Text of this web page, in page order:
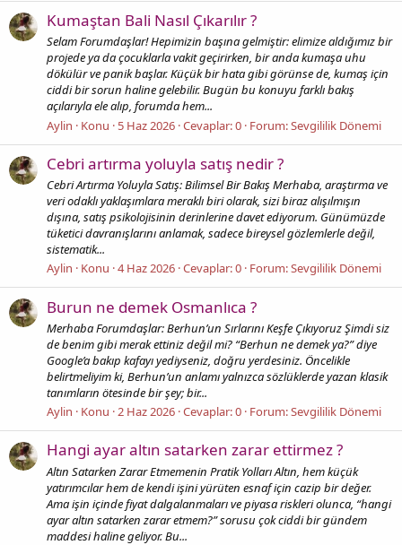
Kumaştan Bali Nasıl Çıkarılır ?
Selam Forumdaşlar! Hepimizin başına gelmiştir: elimize aldığımız bir
projede ya da çocuklarla vakit geçirirken, bir anda kumaşa uhu
dökülür ve panik başlar. Küçük bir hata gibi görünse de, kumaş için
ciddi bir sorun haline gelebilir. Bugün bu konuyu farklı bakış
açılarıyla ele alıp, forumda hem...
Aylin
Konu 5 Haz 2026 Cevaplar: 0 Forum:Sevgililik Dönemi
Cebri artırma yoluyla satış nedir ?
Cebri Artırma Yoluyla Satış: Bilimsel Bir Bakış Merhaba, araştırma ve
veri odaklı yaklaşımlara meraklı biri olarak, sizi biraz alışılmışın
dışına, satış psikolojisinin derinlerine davet ediyorum. Günümüzde
tüketici davranışlarını anlamak, sadece bireysel gözlemlerle değil,
sistematik...
Aylin
Konu 4 Haz 2026 Cevaplar: 0 Forum:Sevgililik Dönemi
Burun ne demek Osmanlıca ?
Merhaba Forumdaşlar: Berhun’un Sırlarını Keşfe Çıkıyoruz Şimdi siz
de benim gibi merak ettiniz değil mi? “Berhun ne demek ya?” diye
Google’a bakıp kafayı yediyseniz, doğru yerdesiniz. Öncelikle
belirtmeliyim ki, Berhun’un anlamı yalnızca sözlüklerde yazan klasik
tanımların ötesinde bir şey; bir...
Aylin
Konu 2 Haz 2026 Cevaplar: 0 Forum:Sevgililik Dönemi
Hangi ayar altın satarken zarar ettirmez ?
Altın Satarken Zarar Etmemenin Pratik Yolları Altın, hem küçük
yatırımcılar hem de kendi işini yürüten esnaf için cazip bir değer.
Ama işin içinde fiyat dalgalanmaları ve piyasa riskleri olunca, “hangi
ayar altın satarken zarar etmem?” sorusu çok ciddi bir gündem
maddesi haline geliyor. Bu...